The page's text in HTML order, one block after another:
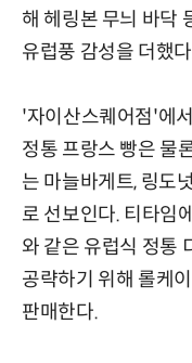
해 헤링본 무늬 바닥
유럽풍 감성을 더했
'자이산스퀘어점'에
정통 프랑스 빵은 물
는 마늘바게트, 링도
로 선보인다. 티타임
와 같은 유럽식 정통
공략하기 위해 롤케
판매한다.